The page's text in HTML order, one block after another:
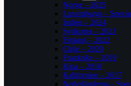
Norge – 2025
Luxemburgs –
Indien – 2024
Sydkorea – 2023
Finland – 2022
Chile – 2020
Frankrike – 2019
Kina – 2018
Kalifornien – 2017
Nederländerna –